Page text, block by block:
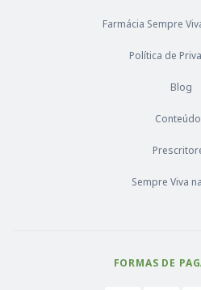
Farmácia Sempre
Política de
Blog
Sempre Viva
FORMAS DE